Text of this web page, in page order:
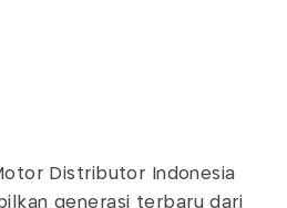
Distributor Indonesia
generasi terbaru dari